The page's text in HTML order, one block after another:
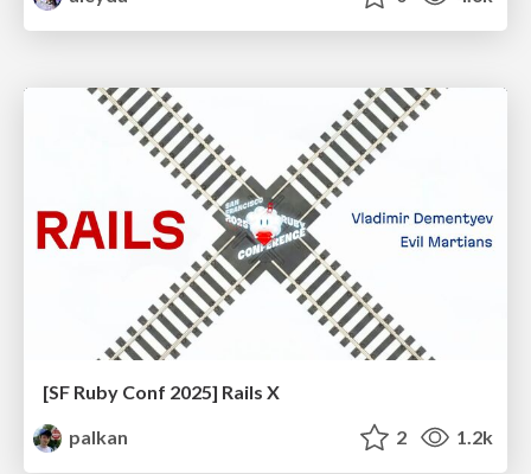
[SF Ruby Conf 2025] Rails X
palkan
2 1.2k